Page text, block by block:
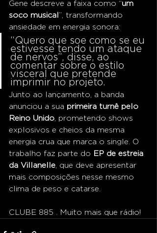
Gene descreve a faixa como “um
soco musical”, transformando
ansiedade em energia sonora:
“Quero que soe como se eu
estivesse tendo um ataque
de nervos”, disse, ao
comentar sobre o estilo
visceral que pretende
imprimir no projeto.
Junto ao lançamento, a banda
anunciou a sua primeira turnê pelo
Reino Unido , prometendo shows
explosivos e cheios da mesma
energia crua que marca o single. O
trabalho faz parte do EP de estreia
da Villanelle , que deve apresentar
mais composições nesse mesmo
clima de peso e catarse.
CLUBE 885 . Muito mais que rádio!